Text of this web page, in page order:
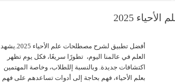
2025
أفضل تطبيق لشرح مصطلحات علم الأحياء 2025.يشهد
العلم في عالمنا اليوم، تطورًا سريعًا، فكل يوم تظهر
اكتشافات جديدة. وبالنسبة إللطلاب، وخاصة المهتمين
بعلم الأحياء، فهم بحاجة إلى أدوات تساعدهم على فهم